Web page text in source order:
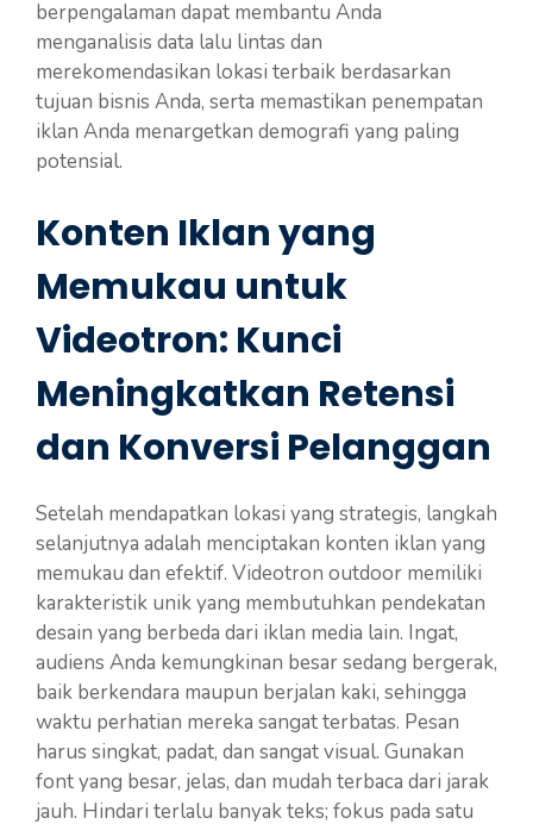
berpengalaman dapat membantu Anda
menganalisis data lalu lintas dan
merekomendasikan lokasi terbaik berdasarkan
tujuan bisnis Anda, serta memastikan penempatan
iklan Anda menargetkan demografi yang paling
potensial.
Konten Iklan yang
Memukau untuk
Videotron: Kunci
Meningkatkan Retensi
dan Konversi Pelanggan
Setelah mendapatkan lokasi yang strategis, langkah
selanjutnya adalah menciptakan konten iklan yang
memukau dan efektif. Videotron outdoor memiliki
karakteristik unik yang membutuhkan pendekatan
desain yang berbeda dari iklan media lain. Ingat,
audiens Anda kemungkinan besar sedang bergerak,
baik berkendara maupun berjalan kaki, sehingga
waktu perhatian mereka sangat terbatas. Pesan
harus singkat, padat, dan sangat visual. Gunakan
font yang besar, jelas, dan mudah terbaca dari jarak
jauh. Hindari terlalu banyak teks; fokus pada satu